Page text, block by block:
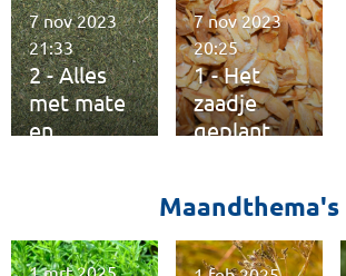
n
2 - Alles
met mate
en
7 nov 2023
21:33
1 - Het
zaadje
geplant
7 nov 2023
20:25
Maandthema's